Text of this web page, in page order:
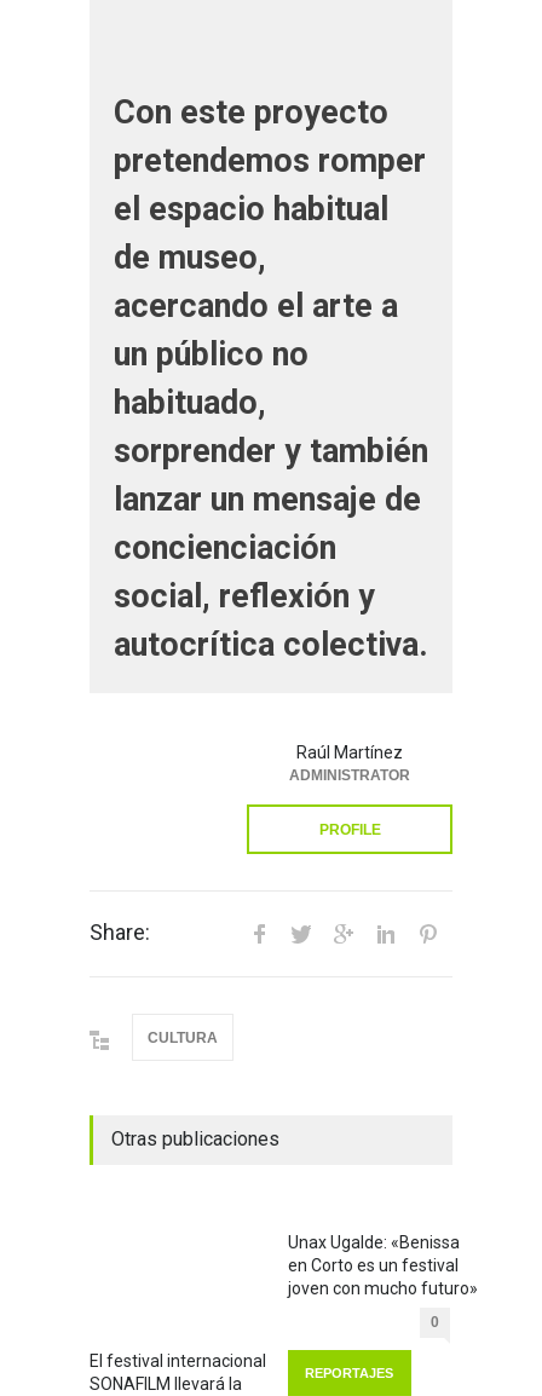
Con este proyecto
pretendemos romper
el espacio habitual
de museo,
acercando el arte a
un público no
habituado,
sorprender y también
lanzar un mensaje de
concienciación
social, reflexión y
autocrítica colectiva.
Raúl Martínez
ADMINISTRATOR
PROFILE
Share:
CULTURA
Otras publicaciones
El festival internacional
SONAFILM llevará la
Unax Ugalde: «Benissa
en Corto es un festival
joven con mucho futuro»
0
REPORTAJES